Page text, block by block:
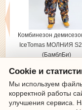
Комбинезон
IceTomas МОЛНИЯ
(БамблБи)
Cookie и
Мы используем
корректной работы
улучшения сервиса.